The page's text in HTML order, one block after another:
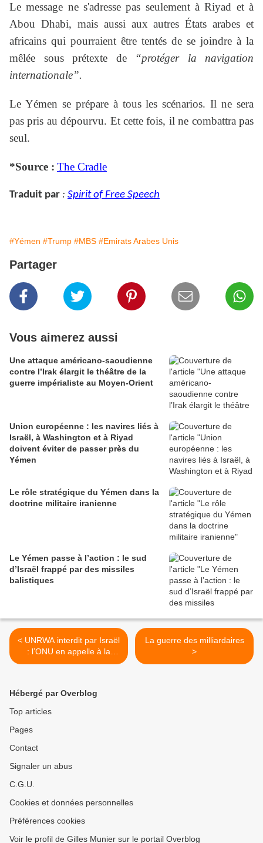
Le message ne s'adresse pas seulement à Riyad et à
Abou Dhabi, mais aussi aux autres États arabes et
africains qui pourraient être tentés de se joindre à la
mêlée sous prétexte de “protéger la navigation
internationale”.
Le Yémen se prépare à tous les scénarios. Il ne sera
pas pris au dépourvu. Et cette fois, il ne combattra pas
seul.
*Source : The Cradle
Traduit par : Spirit of Free Speech
#Yémen #Trump #MBS #Emirats Arabes Unis
Partager
Vous aimerez aussi
Une attaque américano-saoudienne
contre l’Irak élargit le théâtre de la
guerre impérialiste au Moyen-Orient
Union européenne : les navires liés à
Israël, à Washington et à Riyad
doivent éviter de passer près du
Yémen
Le rôle stratégique du Yémen dans la
doctrine militaire iranienne
Le Yémen passe à l’action : le sud
d’Israël frappé par des missiles
balistiques
< UNRWA interdit par Israël
: l’ONU en appelle à la
justice internationale
La guerre des milliardaires
>
Hébergé par Overblog
Top articles
Pages
Contact
Signaler un abus
C.G.U.
Cookies et données personnelles
Préférences cookies
Voir le profil de Gilles Munier sur le portail Overblog